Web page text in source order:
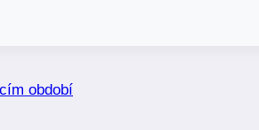
období